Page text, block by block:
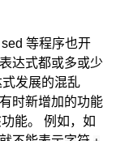
等程序也开
达式都或多或少
发展的混乱
时新增加的功能
能。 例如，如